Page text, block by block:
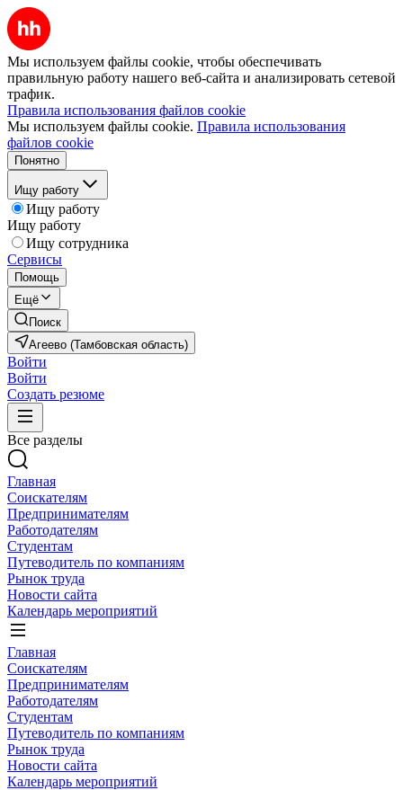
Мы используем файлы cookie, чтобы обеспечивать
правильную работу нашего веб-сайта и анализировать сетевой
трафик.
Правила использования файлов cookie
Мы используем файлы cookie. Правила использования
файлов cookie
Понятно
Ищу работу
Ищу работу
Ищу работу
Ищу сотрудника
Сервисы
Помощь
Ещё
Поиск
Агеево (Тамбовская область)
Войти
Войти
Создать резюме
Все разделы
Главная
Соискателям
Предпринимателям
Работодателям
Студентам
Путеводитель по компаниям
Рынок труда
Новости сайта
Календарь мероприятий
Главная
Соискателям
Предпринимателям
Работодателям
Студентам
Путеводитель по компаниям
Рынок труда
Новости сайта
Календарь мероприятий